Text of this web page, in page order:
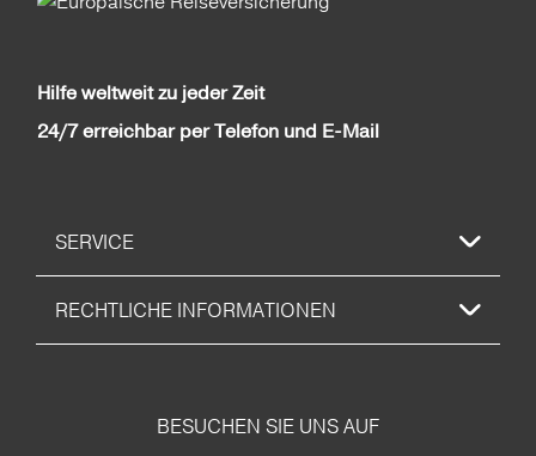
Hilfe weltweit zu jeder Zeit
24/7 erreichbar per Telefon und E-Mail
SERVICE
RECHTLICHE INFORMATIONEN
BESUCHEN SIE UNS AUF